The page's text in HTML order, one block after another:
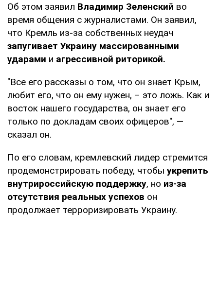
Об этом заявил Владимир Зеленский во
время общения с журналистами. Он заявил,
что Кремль из-за собственных неудач
запугивает Украину массированными
ударами и агрессивной риторикой.
"Все его рассказы о том, что он знает Крым,
любит его, что он ему нужен, – это ложь. Как и
восток нашего государства, он знает его
только по докладам своих офицеров", —
сказал он.
По его словам, кремлевский лидер стремится
продемонстрировать победу, чтобы укрепить
внутрироссийскую поддержку, но из-за
отсутствия реальных успехов он
продолжает терроризировать Украину.